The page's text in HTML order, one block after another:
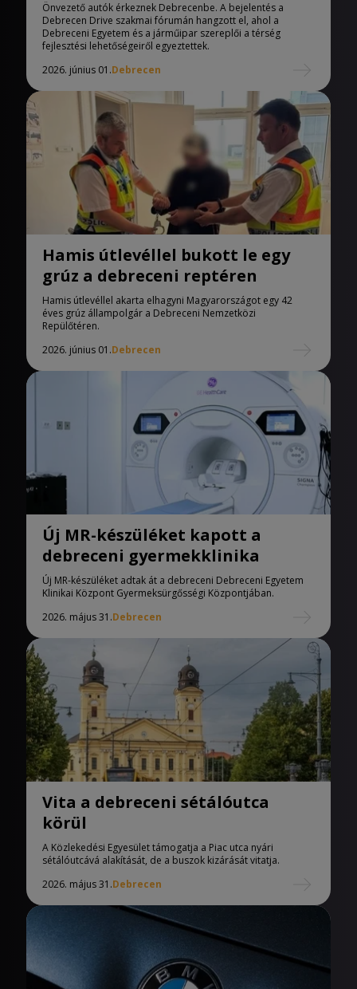
Önvezető autók érkeznek Debrecenbe. A bejelentés a
Debrecen Drive szakmai fórumán hangzott el, ahol a
Debreceni Egyetem és a járműipar szereplői a térség
fejlesztési lehetőségeiről egyeztettek.
2026. június 01.Debrecen
Hamis útlevéllel bukott le egy
grúz a debreceni reptéren
Hamis útlevéllel akarta elhagyni Magyarországot egy 42
éves grúz állampolgár a Debreceni Nemzetközi
Repülőtéren.
2026. június 01.Debrecen
Új MR-készüléket kapott a
debreceni gyermekklinika
Új MR-készüléket adtak át a debreceni Debreceni Egyetem
Klinikai Központ Gyermeksürgősségi Központjában.
2026. május 31.Debrecen
Vita a debreceni sétálóutca
körül
A Közlekedési Egyesület támogatja a Piac utca nyári
sétálóutcává alakítását, de a buszok kizárását vitatja.
2026. május 31.Debrecen